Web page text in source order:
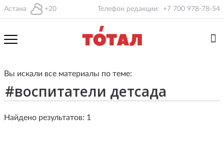
Астана +20 Телефон редакции: +7 700 978-78-54
Вы искали все материалы по теме:
Найдено результатов: 1